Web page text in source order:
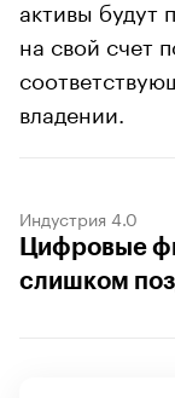
активы будут
на свой счет
владении.
Индустрия 4.0
Цифровые
слишком